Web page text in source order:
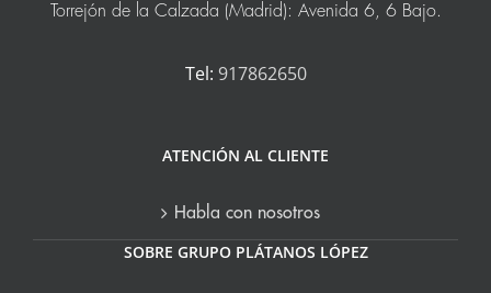
Torrejón de la Calzada (Madrid): Avenida 6, 6 Bajo.
Tel: 917862650
ATENCIÓN AL CLIENTE
Habla con nosotros
SOBRE GRUPO PLÁTANOS LÓPEZ